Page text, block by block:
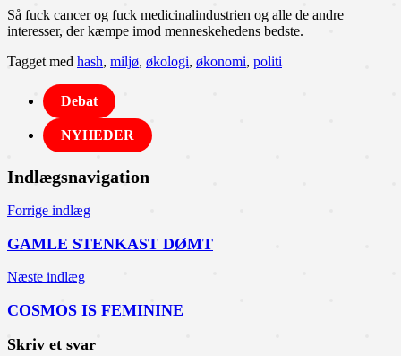
Så fuck cancer og fuck medicinalindustrien og alle de andre
interesser, der kæmpe imod menneskehedens bedste.
Tagget med hash, miljø, økologi, økonomi, politi
Debat
NYHEDER
Indlægsnavigation
Forrige indlæg
GAMLE STENKAST DØMT
Næste indlæg
COSMOS IS FEMININE
Skriv et svar